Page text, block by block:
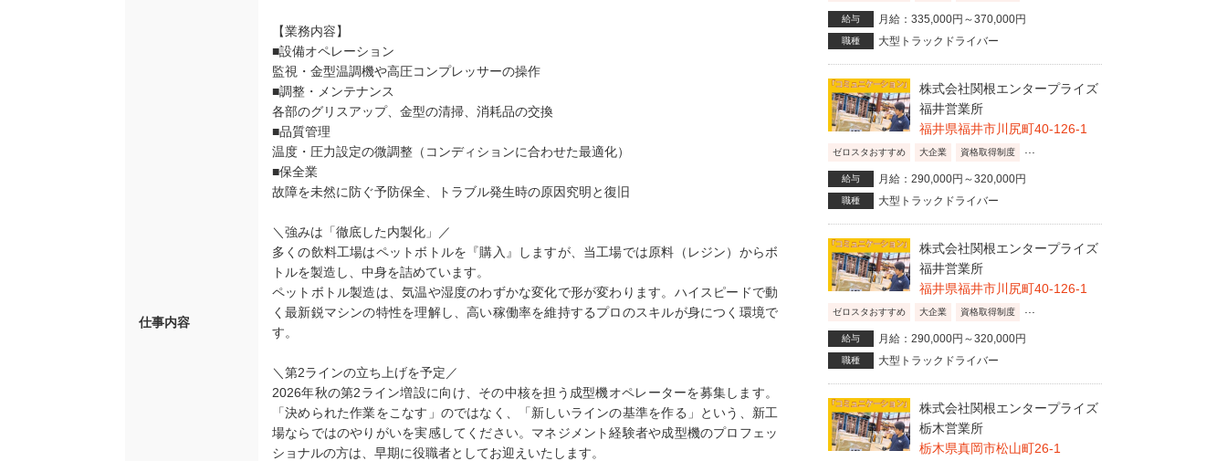
仕事内容
【業務内容】
■設備オペレーション
監視・金型温調機や高圧コンプレッサーの操作
■調整・メンテナンス
各部のグリスアップ、金型の清掃、消耗品の交換
■品質管理
温度・圧力設定の微調整（コンディションに合わせた最適化）
■保全業
故障を未然に防ぐ予防保全、トラブル発生時の原因究明と復旧
＼強みは「徹底した内製化」／
多くの飲料工場はペットボトルを『購入』しますが、当工場では原料（レジン）からボ
トルを製造し、中身を詰めています。
ペットボトル製造は、気温や湿度のわずかな変化で形が変わります。ハイスピードで動
く最新鋭マシンの特性を理解し、高い稼働率を維持するプロのスキルが身につく環境で
す。
＼第2ラインの立ち上げを予定／
2026年秋の第2ライン増設に向け、その中核を担う成型機オペレーターを募集します。
「決められた作業をこなす」のではなく、「新しいラインの基準を作る」という、新工
場ならではのやりがいを実感してください。マネジメント経験者や成型機のプロフェッ
ショナルの方は、早期に役職者としてお迎えいたします。
給与 月給：335,000円～370,000円
職種 大型トラックドライバー
株式会社関根エンタープライズ
福井営業所
福井県福井市川尻町40-126-1
ゼロスタおすすめ 大企業 資格取得制度
給与 月給：290,000円～320,000円
職種 大型トラックドライバー
株式会社関根エンタープライズ
福井営業所
福井県福井市川尻町40-126-1
ゼロスタおすすめ 大企業 資格取得制度
給与 月給：290,000円～320,000円
職種 大型トラックドライバー
株式会社関根エンタープライズ
栃木営業所
栃木県真岡市松山町26-1